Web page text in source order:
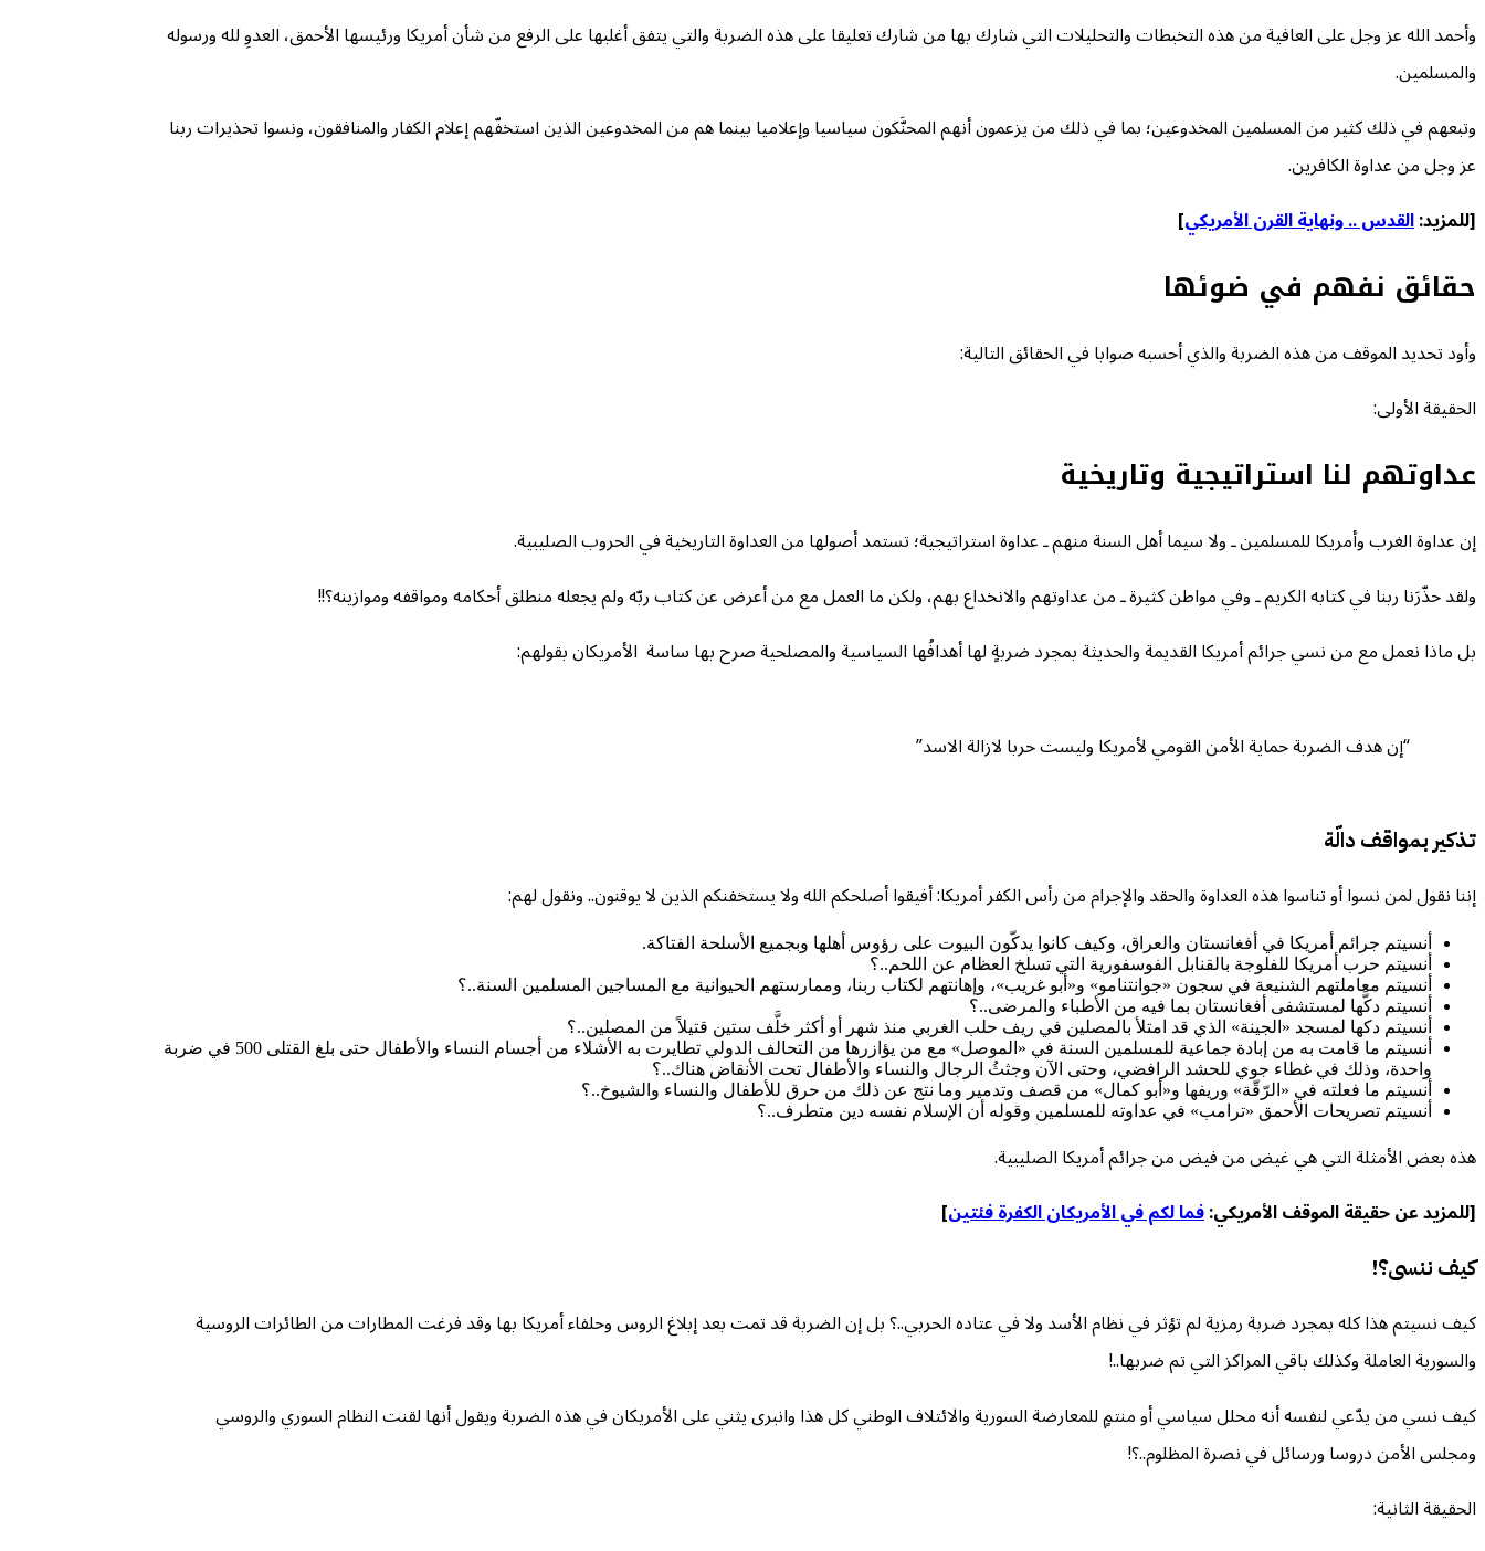
وأحمد الله عز وجل على العافية من هذه التخبطات والتحليلات التي شارك بها من شارك تعليقا على هذه الضربة والتي يتفق أغلبها على الرفع من شأن أمريكا ورئيسها الأحمق، العدوِ لله ورسوله
والمسلمين.
وتبعهم في ذلك كثير من المسلمين المخدوعين؛ بما في ذلك من يزعمون أنهم المحنَّكون سياسيا وإعلاميا بينما هم من المخدوعين الذين استخفّهم إعلام الكفار والمنافقون، ونسوا تحذيرات ربنا
عز وجل من عداوة الكافرين.
[للمزيد:القدس .. ونهاية القرن الأمريكي]
حقائق نفهم في ضوئها
وأود تحديد الموقف من هذه الضربة والذي أحسبه صوابا في الحقائق التالية:
الحقيقة الأولى:
عداوتهم لنا استراتيجية وتاريخية
إن عداوة الغرب وأمريكا للمسلمين ـ ولا سيما أهل السنة منهم ـ عداوة استراتيجية؛ تستمد أصولها من العداوة التاريخية في الحروب الصليبية.
ولقد حذّرَنا ربنا في كتابه الكريم ـ وفي مواطن كثيرة ـ من عداوتهم والانخداع بهم، ولكن ما العمل مع من أعرض عن كتاب ربّه ولم يجعله منطلق أحكامه ومواقفه وموازينه؟!!
بل ماذا نعمل مع من نسي جرائم أمريكا القديمة والحديثة بمجرد ضربةٍ لها أهدافُها السياسية والمصلحية صرح بها ساسة الأمريكان بقولهم:
“إن هدف الضربة حماية الأمن القومي لأمريكا وليست حربا لازالة الاسد”
تذكير بمواقف دالّة
إننا نقول لمن نسوا أو تناسوا هذه العداوة والحقد والإجرام من رأس الكفر أمريكا: أفيقوا أصلحكم الله ولا يستخفنكم الذين لا يوقنون.. ونقول لهم:
أنسيتم جرائم أمريكا في أفغانستان والعراق، وكيف كانوا يدكّون البيوت على رؤوس أهلها وبجميع الأسلحة الفتاكة.
أنسيتم حرب أمريكا للفلوجة بالقنابل الفوسفورية التي تسلخ العظام عن اللحم..؟
أنسيتم معاملتهم الشنيعة في سجون «جوانتنامو» و«أبو غريب»، وإهانتهم لكتاب ربنا، وممارستهم الحيوانية مع المساجين المسلمين السنة..؟
أنسيتم دكَّها لمستشفى أفغانستان بما فيه من الأطباء والمرضى..؟
أنسيتم دكها لمسجد «الجينة» الذي قد امتلأ بالمصلين في ريف حلب الغربي منذ شهر أو أكثر خلَّف ستين قتيلاً من المصلين..؟
أنسيتم ما قامت به من إبادة جماعية للمسلمين السنة في «الموصل» مع من يؤازرها من التحالف الدولي تطايرت به الأشلاء من أجسام النساء والأطفال حتى بلغ القتلى 500 في ضربة
واحدة، وذلك في غطاء جوي للحشد الرافضي، وحتى الآن وجثثُ الرجال والنساء والأطفال تحت الأنقاض هناك..؟
أنسيتم ما فعلته في «الرّقّة» وريفها و«أبو كمال» من قصف وتدمير وما نتج عن ذلك من حرق للأطفال والنساء والشيوخ..؟
أنسيتم تصريحات الأحمق «ترامب» في عداوته للمسلمين وقوله أن الإسلام نفسه دين متطرف..؟
هذه بعض الأمثلة التي هي غيض من فيض من جرائم أمريكا الصليبية.
[للمزيد عن حقيقة الموقف الأمريكي:فما لكم في الأمريكان الكفرة فئتين]
كيف ننسى؟!
كيف نسيتم هذا كله بمجرد ضربة رمزية لم تؤثر في نظام الأسد ولا في عتاده الحربي..؟ بل إن الضربة قد تمت بعد إبلاغ الروس وحلفاء أمريكا بها وقد فرغت المطارات من الطائرات الروسية
والسورية العاملة وكذلك باقي المراكز التي تم ضربها..!
كيف نسي من يدّعي لنفسه أنه محلل سياسي أو منتمٍ للمعارضة السورية والائتلاف الوطني كل هذا وانبرى يثني على الأمريكان في هذه الضربة ويقول أنها لقنت النظام السوري والروسي
ومجلس الأمن دروسا ورسائل في نصرة المظلوم..؟!
الحقيقة الثانية: